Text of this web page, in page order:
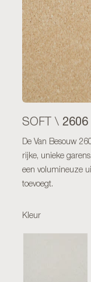
SOFT \ 2606
De Van Besouw
rijke, unieke
een volumineuze
toevoegt.
Kleur